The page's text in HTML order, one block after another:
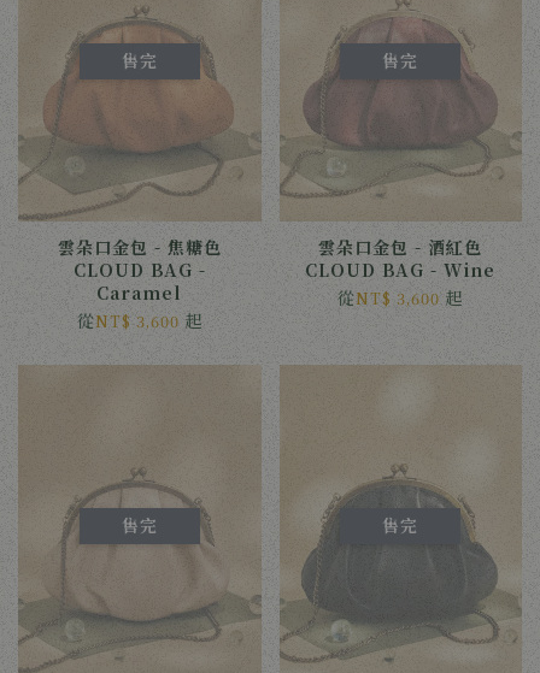
售完
雲朵口金包 - 焦糖色
CLOUD BAG -
Caramel
從NT$ 3,600 起
售完
雲朵口金包 - 酒紅色
CLOUD BAG - Wine
從NT$ 3,600 起
售完 售完